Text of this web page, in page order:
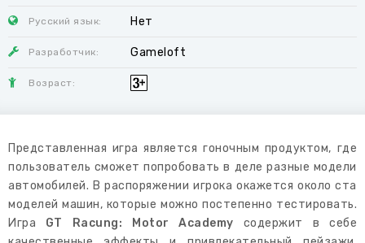
Русский язык: Нет
Разработчик: Gameloft
Возраст:
Представленная игра является гоночным продуктом, где
пользователь сможет попробовать в деле разные модели
автомобилей. В распоряжении игрока окажется около ста
моделей машин, которые можно постепенно тестировать.
Игра GT Racung: Motor Academy содержит в себе